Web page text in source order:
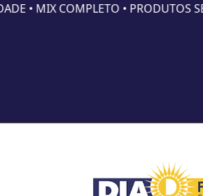
• MIX COMPLETO • PRODUTOS